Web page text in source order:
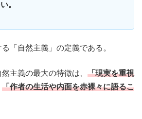
。
「自然主義」の定義である。
主義の最大の特徴は、 「現実を重視
「作者の生活や内面を赤裸々に語るこ